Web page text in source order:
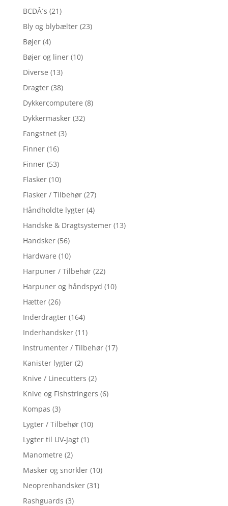
BCDÂ´s (21)
Bly og blybælter (23)
Bøjer (4)
Bøjer og liner (10)
Diverse (13)
Dragter (38)
Dykkercomputere (8)
Dykkermasker (32)
Fangstnet (3)
Finner (16)
Finner (53)
Flasker (10)
Flasker / Tilbehør (27)
Håndholdte lygter (4)
Handske & Dragtsystemer (13)
Handsker (56)
Hardware (10)
Harpuner / Tilbehør (22)
Harpuner og håndspyd (10)
Hætter (26)
Inderdragter (164)
Inderhandsker (11)
Instrumenter / Tilbehør (17)
Kanister lygter (2)
Knive / Linecutters (2)
Knive og Fishstringers (6)
Kompas (3)
Lygter / Tilbehør (10)
Lygter til UV-Jagt (1)
Manometre (2)
Masker og snorkler (10)
Neoprenhandsker (31)
Rashguards (3)